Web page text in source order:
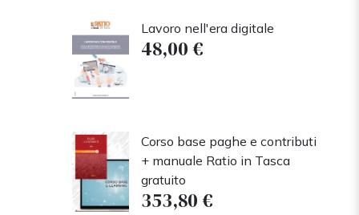
Lavoro nell'era digitale
48,00 €
Corso base paghe e contributi
+ manuale Ratio in Tasca
gratuito
353,80 €